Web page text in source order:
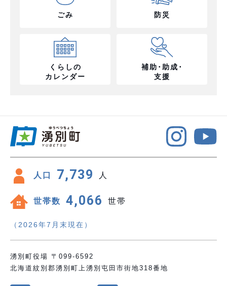
ごみ 防災
くらしの
カレンダー
補助･助成･
支援
人口 7,739 人
世帯数 4,066 世帯
（2026年7月末現在）
湧別町役場 〒099-6592
北海道紋別郡湧別町上湧別屯田市街地318番地